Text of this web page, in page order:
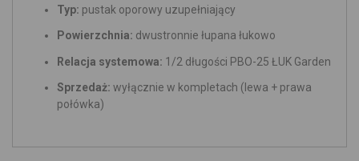
Typ: pustak oporowy uzupełniający
Powierzchnia: dwustronnie łupana łukowo
Relacja systemowa: 1/2 długości PBO-25 ŁUK Garden
Sprzedaż: wyłącznie w kompletach (lewa + prawa
połówka)